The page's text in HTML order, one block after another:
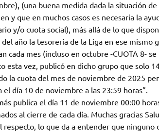
(una buena medida dada la situación
y que en muchos casos es necesaria la
y/o cuota social), más allá de lo que
del año la tesorería de la Liga en ese
cada mes (incluso en octubre -CUOTA 8-
esta vez, publicó en dicho grupo que solo
la cuota del mes de noviembre de 2025
el día 10 de noviembre a las 23:59 horas”.
publica el día 11 de noviembre 00:00
al cierre de cada día. Muchas gracias
respecto, lo que da a entender que